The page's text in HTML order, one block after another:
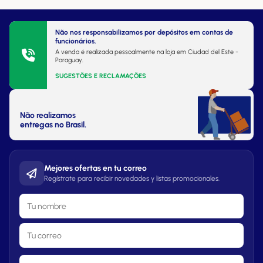
Não nos responsabilizamos por depósitos em contas de
funcionários.
A venda é realizada pessoalmente na loja em Ciudad del Este -
Paraguay.
SUGESTÕES E RECLAMAÇÕES
Não realizamos
entregas no Brasil.
Mejores ofertas en tu correo
Regístrate para recibir novedades y listas promocionales.